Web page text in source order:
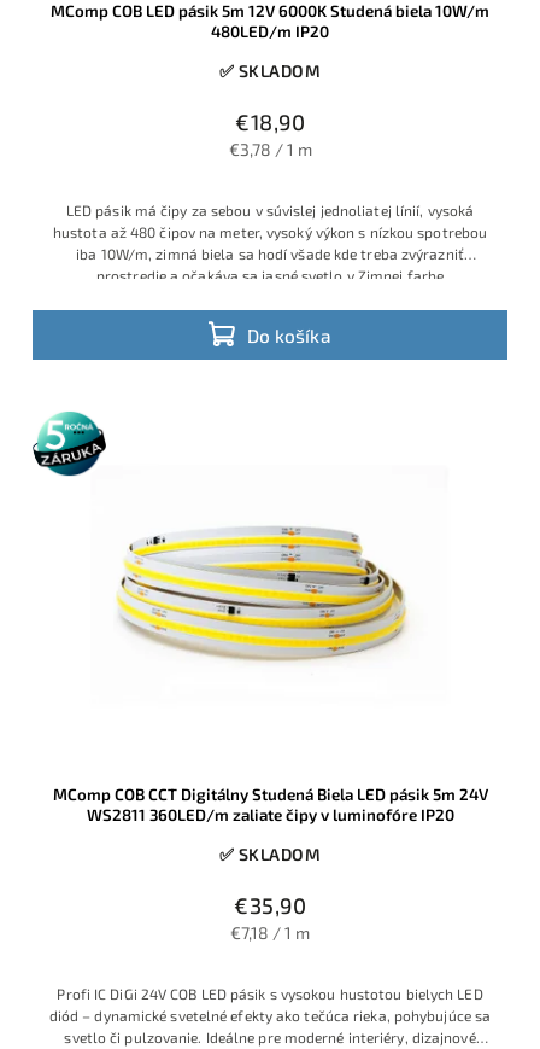
MComp COB LED pásik 5m 12V 6000K Studená biela 10W/m
480LED/m IP20
✅ SKLADOM
€18,90
€3,78 / 1 m
Do košíka
LED pásik má čipy za sebou v súvislej jednoliatej línií, vysoká
hustota až 480 čipov na meter, vysoký výkon s nízkou spotrebou
iba 10W/m, zimná biela sa hodí všade kde treba zvýrazniť
prostredie a očakáva sa jasné svetlo v Zimnej farbe
5 rokov
záruka
MComp COB CCT Digitálny Studená Biela LED pásik 5m 24V
WS2811 360LED/m zaliate čipy v luminofóre IP20
✅ SKLADOM
€35,90
€7,18 / 1 m
Profi IC DiGi 24V COB LED pásik s vysokou hustotou bielych LED
diód – dynamické svetelné efekty ako tečúca rieka, pohybujúce sa
svetlo či pulzovanie. Ideálne pre moderné interiéry, dizajnové